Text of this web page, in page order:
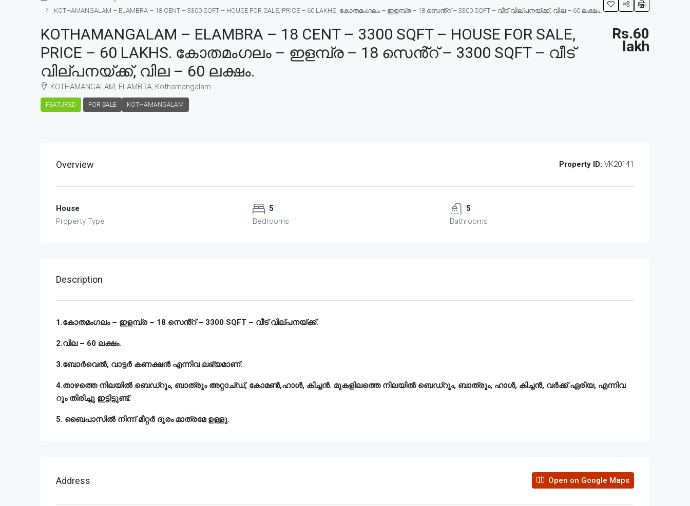
KOTHAMANGALAM – ELAMBRA – 18 CENT – 3300 SQFT – HOUSE FOR SALE, PRICE – 60 LAKHS. കോതമംഗലം – ഇളമ്പ്ര – 18 സെൻ്റ് – 3300 SQFT – വീട് വില്പനയ്ക്ക്, വില – 60 ലക്ഷം.
KOTHAMANGALAM – ELAMBRA – 18 CENT – 3300 SQFT – HOUSE FOR SALE,
PRICE – 60 LAKHS. കോതമംഗലം – ഇളമ്പ്ര – 18 സെൻ്റ് – 3300 SQFT – വീട്
വില്പനയ്ക്ക്, വില – 60 ലക്ഷം.
KOTHAMANGALAM, ELAMBRA, Kothamangalam
FEATURED FOR SALE KOTHAMANGALAM
Rs.60
lakh
Overview Property ID: VK20141
House
Property Type
5
Bedrooms
5
Bathrooms
Description
1.കോതമംഗലം – ഇളമ്പ്ര – 18 സെൻ്റ് – 3300 SQFT – വീട് വില്പനയ്ക്ക്.
2.വില – 60 ലക്ഷം.
3.ബോർവെൽ, വാട്ടർ കണക്ഷൻ എന്നിവ ലഭ്യമാണ്.
4.താഴത്തെ നിലയിൽ ബെഡ്‌റൂം, ബാത്രൂം അറ്റാച്ഡ്, കോമൺ,ഹാൾ, കിച്ചൻ. മുകളിലത്തെ നിലയിൽ ബെഡ്‌റൂം, ബാത്രൂം, ഹാൾ, കിച്ചൻ, വർക്ക് ഏരിയ, എന്നിവ
റൂം തിരിച്ചു ഇട്ടിട്ടുണ്ട്.
5. ബൈപാസിൽ നിന്ന് മീറ്റർ ദൂരം മാത്രമേ ഉള്ളു.
Address Open on Google Maps